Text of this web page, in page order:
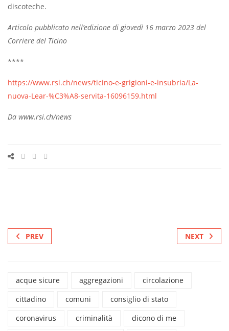
discoteche.
Articolo pubblicato nell’edizione di giovedì 16 marzo 2023 del
Corriere del Ticino
****
https://www.rsi.ch/news/ticino-e-grigioni-e-insubria/La-
nuova-Lear-%C3%A8-servita-16096159.html
Da www.rsi.ch/news
PREV NEXT
acque sicure aggregazioni
circolazione
cittadino
comuni
consiglio di stato
coronavirus
criminalità
dicono di me